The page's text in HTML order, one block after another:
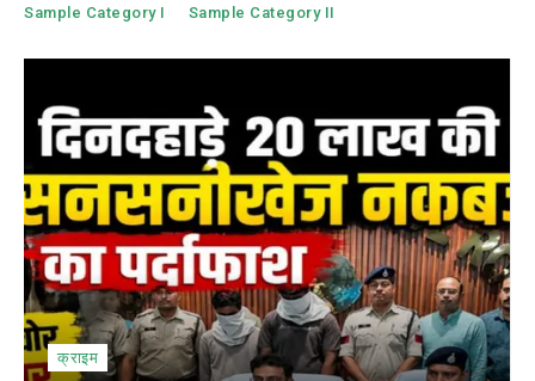
Sample Category I Sample Category II
क्राइम